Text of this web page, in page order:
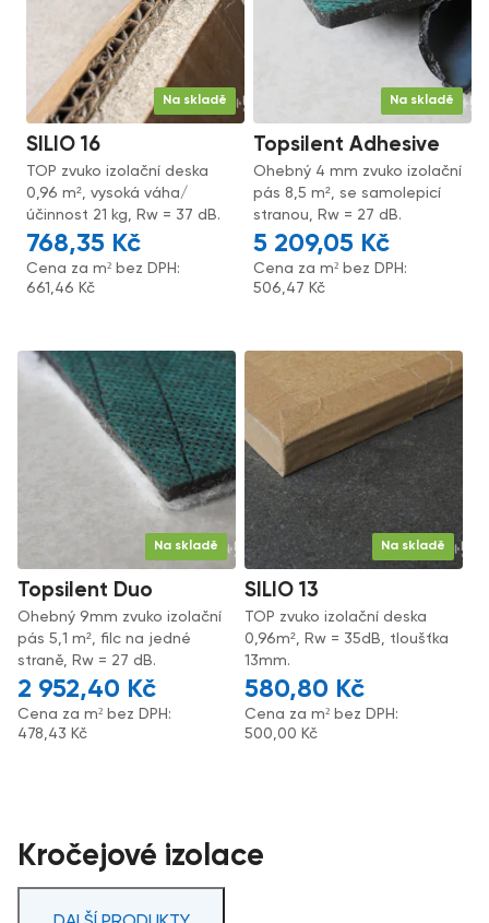
Na skladě
SILIO 16
TOP zvuko izolační deska
0,96 m², vysoká váha/
účinnost 21 kg, Rw = 37 dB.
768,35 Kč
Cena za m² bez DPH:
661,46 Kč
Na skladě
Topsilent Adhesive
Ohebný 4 mm zvuko izolační
pás 8,5 m², se samolepicí
stranou, Rw = 27 dB.
5 209,05 Kč
Cena za m² bez DPH:
506,47 Kč
Na skladě
Topsilent Duo
Ohebný 9mm zvuko izolační
pás 5,1 m², filc na jedné
straně, Rw = 27 dB.
2 952,40 Kč
Cena za m² bez DPH:
478,43 Kč
Na skladě
SILIO 13
TOP zvuko izolační deska
0,96m², Rw = 35dB, tloušťka
13mm.
580,80 Kč
Cena za m² bez DPH:
500,00 Kč
Kročejové izolace